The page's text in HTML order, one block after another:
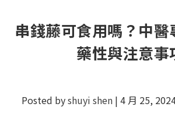
串錢藤可食用嗎？中醫
藥性與注意事
Posted byshuyi shen | 4 月 25,